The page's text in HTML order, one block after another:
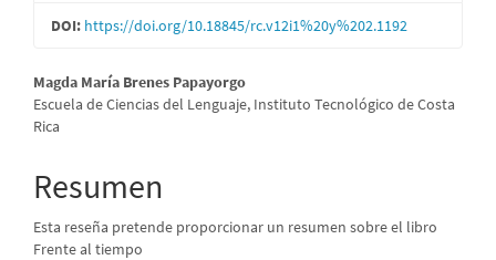
DOI: https://doi.org/10.18845/rc.v12i1%20y%202.1192
Contenido
principal
artículo
Magda María Brenes Papayorgo
Escuela de Ciencias del Lenguaje, Instituto Tecnológico de Costa
Rica
Resumen
Esta reseña pretende proporcionar un resumen sobre el libro
Frente al tiempo